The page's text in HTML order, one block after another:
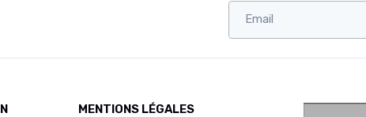
MENTIONS LÉGALES